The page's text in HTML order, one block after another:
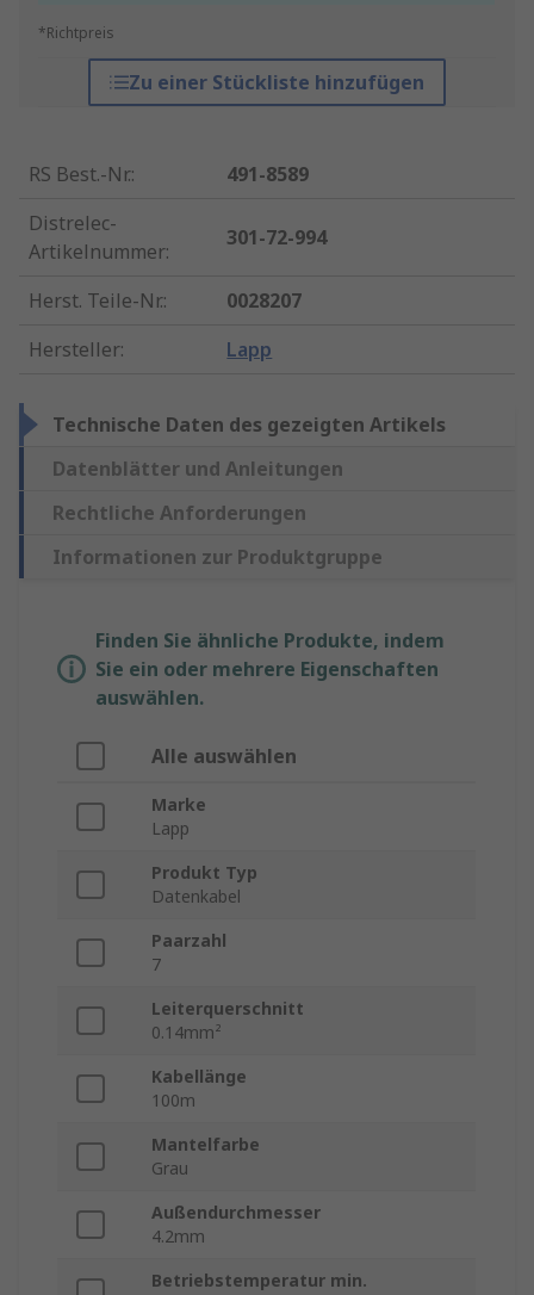
*Richtpreis
Zu einer Stückliste hinzufügen
RS Best.-Nr.:
491-8589
Distrelec-
Artikelnummer:
301-72-994
Herst. Teile-Nr.:
0028207
Hersteller: Lapp
Technische Daten des gezeigten Artikels
Datenblätter und Anleitungen
Rechtliche Anforderungen
Informationen zur Produktgruppe
Finden Sie ähnliche Produkte, indem
Sie ein oder mehrere Eigenschaften
auswählen.
Alle auswählen
Marke
Lapp
Produkt Typ
Datenkabel
Paarzahl
7
Leiterquerschnitt
0.14mm²
Kabellänge
100m
Mantelfarbe
Grau
Außendurchmesser
4.2mm
Betriebstemperatur min.